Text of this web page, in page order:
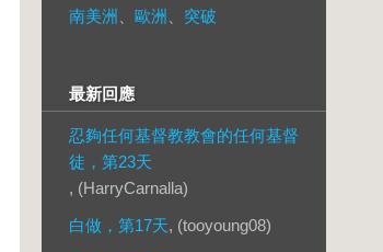
南美洲
歐洲 突破
最新回應
忍夠任何基督教教會的任何基督
徒，第23天
, (HarryCarnalla)
白做，第17天, (tooyoung08)